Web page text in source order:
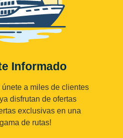
Informado
únete a miles de clientes
disfrutan de ofertas
exclusivas en una
de rutas!